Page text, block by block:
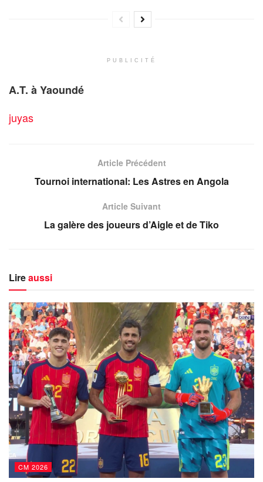
PUBLICITÉ
A.T. à Yaoundé
juyas
Article Précédent
Tournoi international: Les Astres en Angola
Article Suivant
La galère des joueurs d’Aigle et de Tiko
Lireaussi
CM 2026